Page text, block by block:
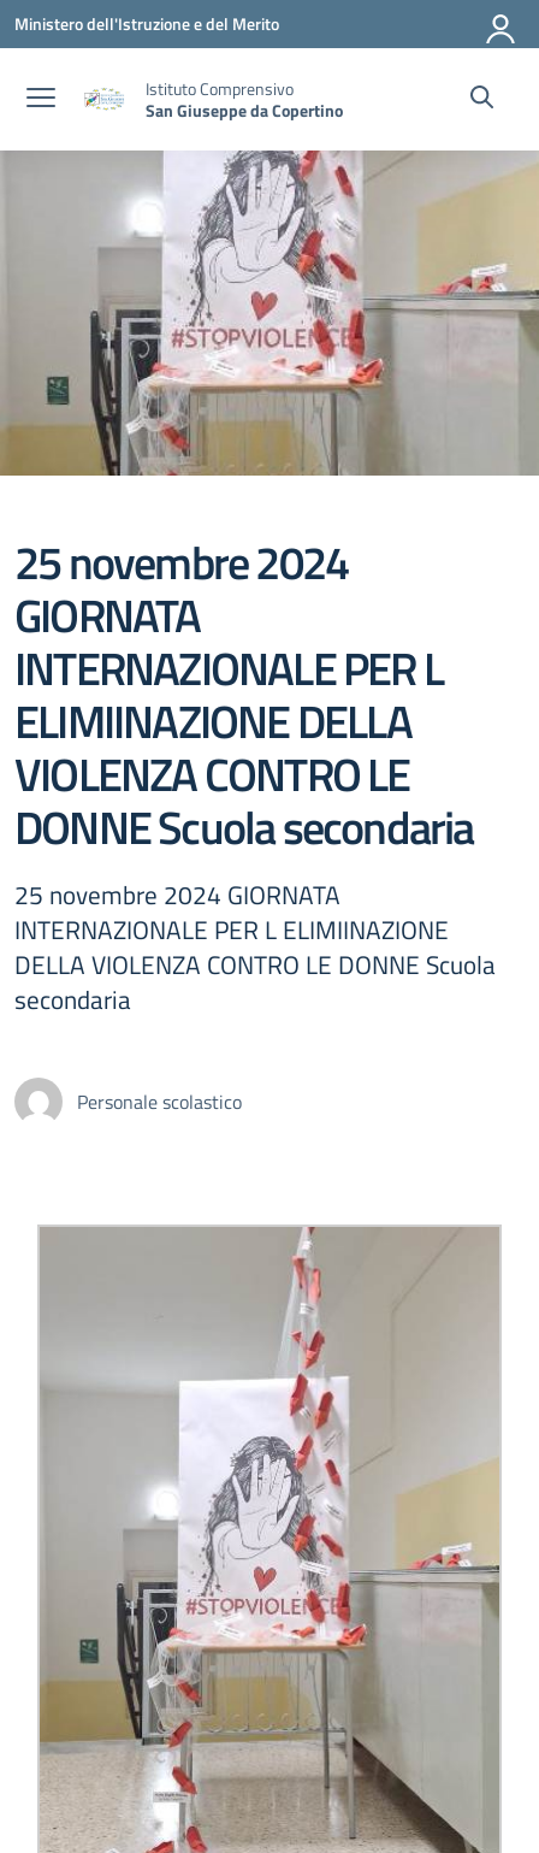
Vai ai contenuti
Vai al menu di navigazione
Vai al footer
Ministero dell'Istruzione e del Merito
Istituto Comprensivo
San Giuseppe da Copertino
25 novembre 2024
GIORNATA
INTERNAZIONALE PER L
ELIMIINAZIONE DELLA
VIOLENZA CONTRO LE
DONNE Scuola secondaria
25 novembre 2024 GIORNATA
INTERNAZIONALE PER L ELIMIINAZIONE
DELLA VIOLENZA CONTRO LE DONNE Scuola
secondaria
Personale scolastico